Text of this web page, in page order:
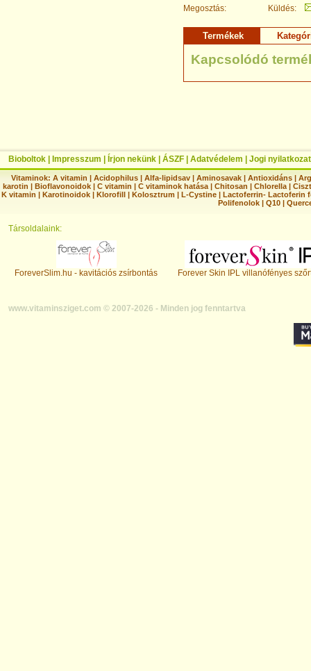
Megosztás: Küldés:
Termékek
Kapcsolódó
Bioboltok Impresszum Írjon nekünk ÁSZF Adatvédelem Jogi nyilatkozat
Vitaminok: A vitamin |Acidophilus |Alfa-lipidsav |Aminosavak |Antioxidáns |
karotin | Bioflavonoidok | C vitamin | C vitaminok hatása | Chitosan | Chlorella |
K vitamin | Karotinoidok | Klorofill | Kolosztrum | L-Cystine | Lactoferrin- Lactoferin
Polifenolok |Q10 |
Társoldalaink:
ForeverSlim.hu - kavitációs zsírbontás Forever Skin IPL villanófényes
www.vitaminsziget.com © 2007-2026 - Minden jog fenntartva